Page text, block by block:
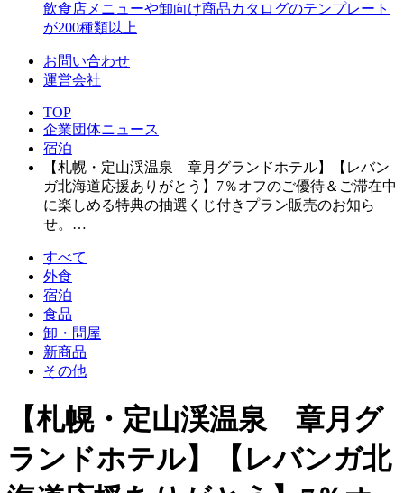
飲食店メニューや卸向け商品カタログのテンプレート
が200種類以上
お問い合わせ
運営会社
TOP
企業団体ニュース
宿泊
【札幌・定山渓温泉 章月グランドホテル】【レバン
ガ北海道応援ありがとう】7％オフのご優待＆ご滞在中
に楽しめる特典の抽選くじ付きプラン販売のお知ら
せ。…
すべて
外食
宿泊
食品
卸・問屋
新商品
その他
【札幌・定山渓温泉 章月グ
ランドホテル】【レバンガ北